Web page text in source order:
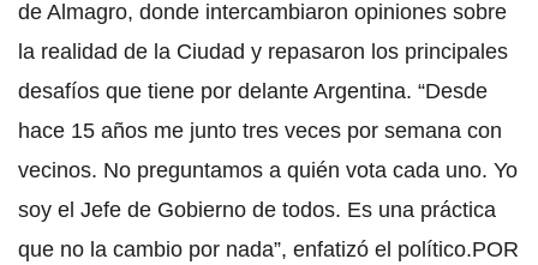
de Almagro, donde intercambiaron opiniones sobre
la realidad de la Ciudad y repasaron los principales
desafíos que tiene por delante Argentina. “Desde
hace 15 años me junto tres veces por semana con
vecinos. No preguntamos a quién vota cada uno. Yo
soy el Jefe de Gobierno de todos. Es una práctica
que no la cambio por nada”, enfatizó el político.POR